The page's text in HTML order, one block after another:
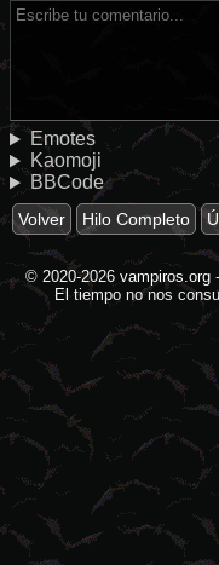
Emotes
Kaomoji
BBCode
Volver Hilo Completo
© 2020-2026 vampiros.org-
El tiempo no nos